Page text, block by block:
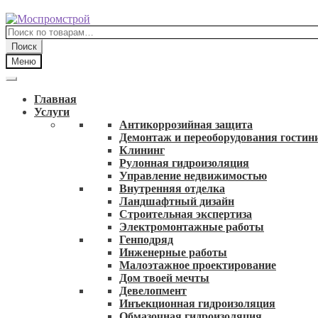
Перейти
к
навигации
Перейти
к
содержимому
Искать:
Поиск
Меню
Главная
Услуги
Антикоррозийная защита
Демонтаж и переоборудования
Клининг
Рулонная гидроизоляция
Управление недвижимостью
Внутренняя отделка
Ландшафтный дизайн
Строительная экспертиза
Электромонтажные работы
Генподряд
Инженерные работы
Малоэтажное проектирование
Дом твоей мечты
Девелопмент
Инъекционная гидроизоляция